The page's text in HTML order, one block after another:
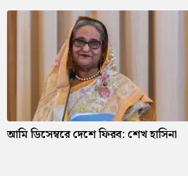
আমি ডিসেম্বরে দেশে ফিরব: শেখ হাসিনা